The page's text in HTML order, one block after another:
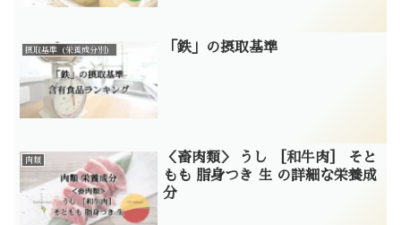
摂取基準（栄養成分別） 「鉄」の摂取基準
肉類
＜畜肉類＞ うし ［和牛肉］ そと
もも 脂身つき 生 の詳細な栄養成
分